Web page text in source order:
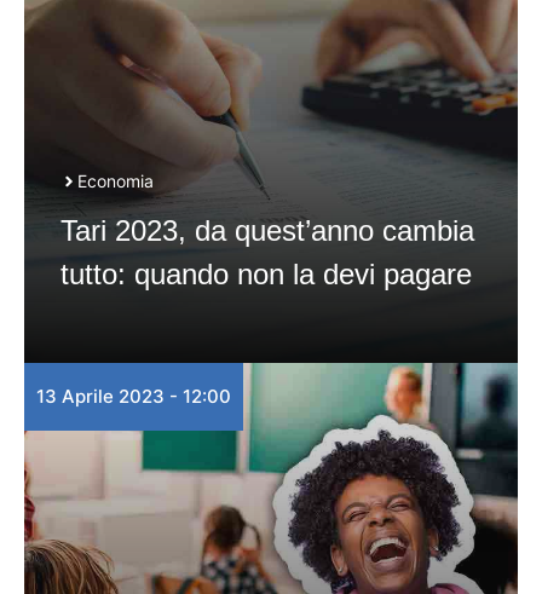
Economia
Tari 2023, da quest’anno cambia
tutto: quando non la devi pagare
13 Aprile 2023 - 12:00